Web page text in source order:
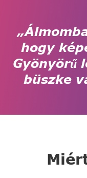
hogy
Gyönyörű
büszke